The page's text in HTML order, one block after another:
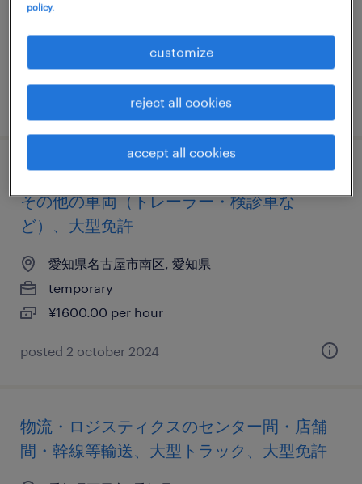
愛知県名古屋市南区, 愛知県
temporary
¥1700.00 per hour
posted 3 june 2026
介護・福祉の個配・宅配・ルート・配送、
その他の車両（トレーラー・検診車な
ど）、大型免許
愛知県名古屋市南区, 愛知県
temporary
¥1600.00 per hour
posted 2 october 2024
物流・ロジスティクスのセンター間・店舗
間・幹線等輸送、大型トラック、大型免許
policy.
customize
reject all cookies
accept all cookies